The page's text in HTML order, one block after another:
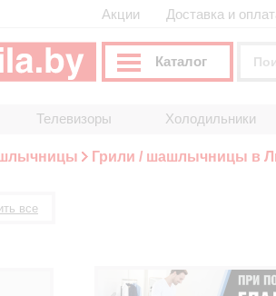
Акции Доставка и
Каталог
Телевизоры Холодильники
Грили / шашлычницы в
все